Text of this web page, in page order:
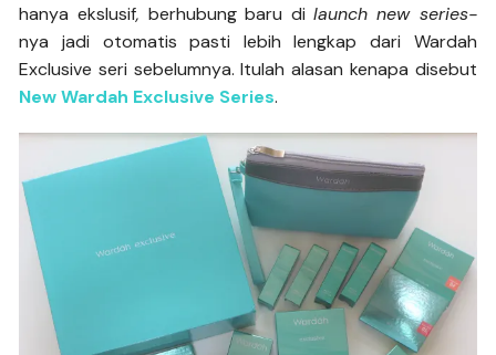
hanya ekslusif, berhubung baru dilaunch new series-
nya jadi otomatis pasti lebih lengkap dari Wardah
Exclusive seri sebelumnya. Itulah alasan kenapa disebut
New Wardah Exclusive Series.